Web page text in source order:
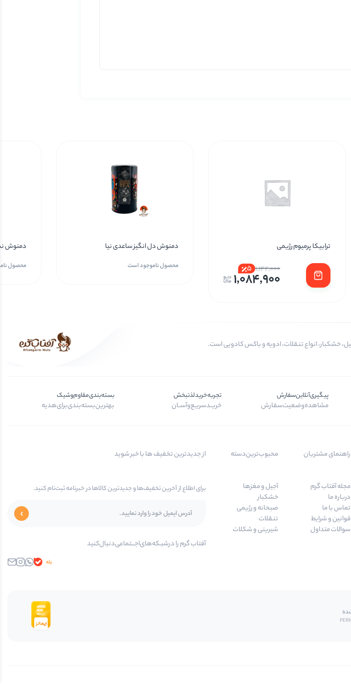
ترابیکا پرمیوم رژیمی
5 1,142,000
1,084,900
دمنوش دل انگیز ساعدی نیا
محصول ناموجود است
دمنوش
محصول
پیگیری‌آنلاین‌سفارش
مشاهده‌وضعیت‌سفارش
تجربه‌خرید‌لذتبخش
خریــد‌سریـع‌و‌آســان
بسته‌بندی‌مقاوم‌وشیک
بهترین‌بسته‌بندی‌برای‌هدیه
راهنمای مشتریان
مجله آفتاب گرم
درباره ما
تماس با ما
قوانین و شرایط
سوالات متداول
محبوب‌ترین‌دسته‌
آجیل و مغزها
خشکبار
صبحانه و رژیمی
تنقلات
شیرینی و شکلات
از جدیدترین تخفیف ها با خبر شوید
برای اطلاع از آخرین تخفیف‌ها و جدیدترین کالاها در خبرنامه ثبت‌نام کنید.
آفتاب گرم را در‌‌شبـکه‌های‌اجـــتماعی‌دنبال‌کنید
بلهواتساپ
اینستاگرامایمیل